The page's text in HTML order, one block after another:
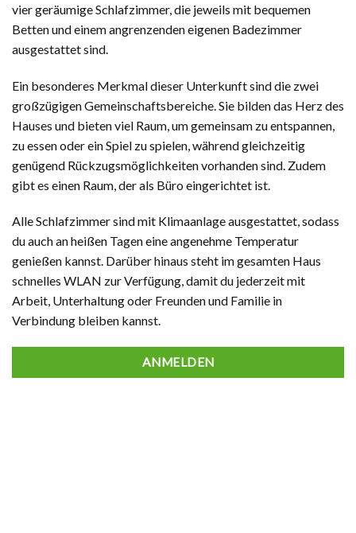
vier geräumige Schlafzimmer, die jeweils mit bequemen
Betten und einem angrenzenden eigenen Badezimmer
ausgestattet sind.
Ein besonderes Merkmal dieser Unterkunft sind die zwei
großzügigen Gemeinschaftsbereiche. Sie bilden das Herz des
Hauses und bieten viel Raum, um gemeinsam zu entspannen,
zu essen oder ein Spiel zu spielen, während gleichzeitig
genügend Rückzugsmöglichkeiten vorhanden sind. Zudem
gibt es einen Raum, der als Büro eingerichtet ist.
Alle Schlafzimmer sind mit Klimaanlage ausgestattet, sodass
du auch an heißen Tagen eine angenehme Temperatur
genießen kannst. Darüber hinaus steht im gesamten Haus
schnelles WLAN zur Verfügung, damit du jederzeit mit
Arbeit, Unterhaltung oder Freunden und Familie in
Verbindung bleiben kannst.
ANMELDEN